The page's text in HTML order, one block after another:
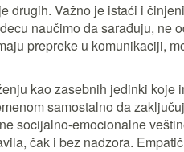
drugih. Važno je istaći i
naučimo da sarađuju, ne
prepreke u komunikaciji,
kao zasebnih jedinki koje
samostalno da
socijalno-emocionalne
čak i bez nadzora.